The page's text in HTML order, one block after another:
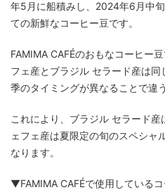
年5月に船積みし、2024年6月中
ての新鮮なコーヒー豆です。
FAMIMA CAFÉのおもなコーヒー
フェ産とブラジル セラード産は
季のタイミングが異なることで違
これにより、ブラジル セラード
ェフェ産は夏限定の旬のスペシャ
なります。
▼FAMIMA CAFÉで使用している